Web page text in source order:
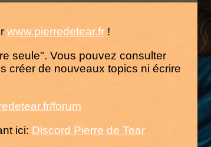
www.pierredetear.fr!
seule". Vous pouvez consulter
créer de nouveaux topics ni écrire
forum
ici: Discord Pierre de Tear